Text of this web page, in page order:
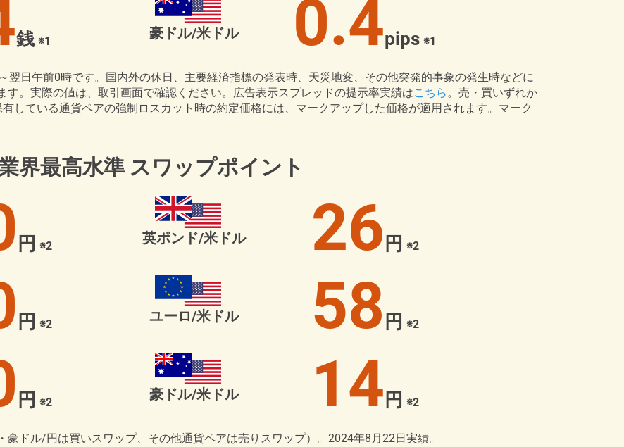
銭 ※1 豪ドル/米ドル 0.4pips ※1
日午前0時です。国内外の休日、主要経済指標の発表時、天災地変、その他突発的事象の発生時などに
。実際の値は、取引画面で確認ください。広告表示スプレッドの提示率実績はこちら 。売・買いずれか
している通貨ペアの強制ロスカット時の約定価格には、マークアップした価格が適用されます。マーク
界最高水準 スワップポイント
円 ※2 英ポンド/米ドル 26 円 ※2
円 ※2 ユーロ/米ドル 58 円 ※2
円 ※2 豪ドル/米ドル 14 円 ※2
ドル/円は買いスワップ、その他通貨ペアは売りスワップ）。2024年8月22日実績。